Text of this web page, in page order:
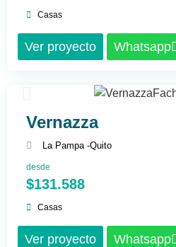
Casas
Ver proyecto Whatsapp
Vernazza
La Pampa -Quito
desde
$131.588
Casas
Ver proyecto Whatsapp